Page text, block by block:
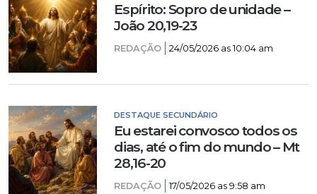
Espírito: Sopro de unidade –
João 20,19-23
REDAÇÃO 24/05/2026 as 10:04 am
DESTAQUE SECUNDÁRIO
Eu estarei convosco todos os
dias, até o fim do mundo – Mt
28,16-20
REDAÇÃO 17/05/2026 as 9:58 am